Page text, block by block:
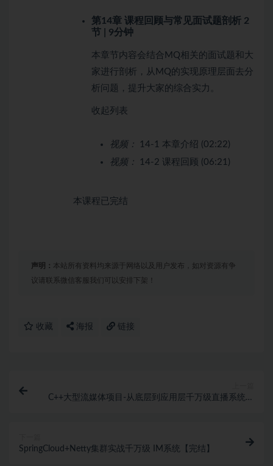
第14章 课程回顾与常见面试题剖析 2
节 | 9分钟
本章节内容会结合MQ相关的面试题和大
家进行剖析，从MQ的实现原理层面去分
析问题，提升大家的综合实力。
收起列表
视频：
14-1 本章介绍 (02:22)
视频：
14-2 课程回顾 (06:21)
本课程已完结
声明： 本站所有资料均来源于网络以及用户发布，如对资源有争
议请联系微信客服我们可以安排下架！
收藏 海报 链接
C++大型流媒体项目-从底层到应用层千万级直播系统实
SpringCloud+Netty集群实战千万级 IM系统【完结】